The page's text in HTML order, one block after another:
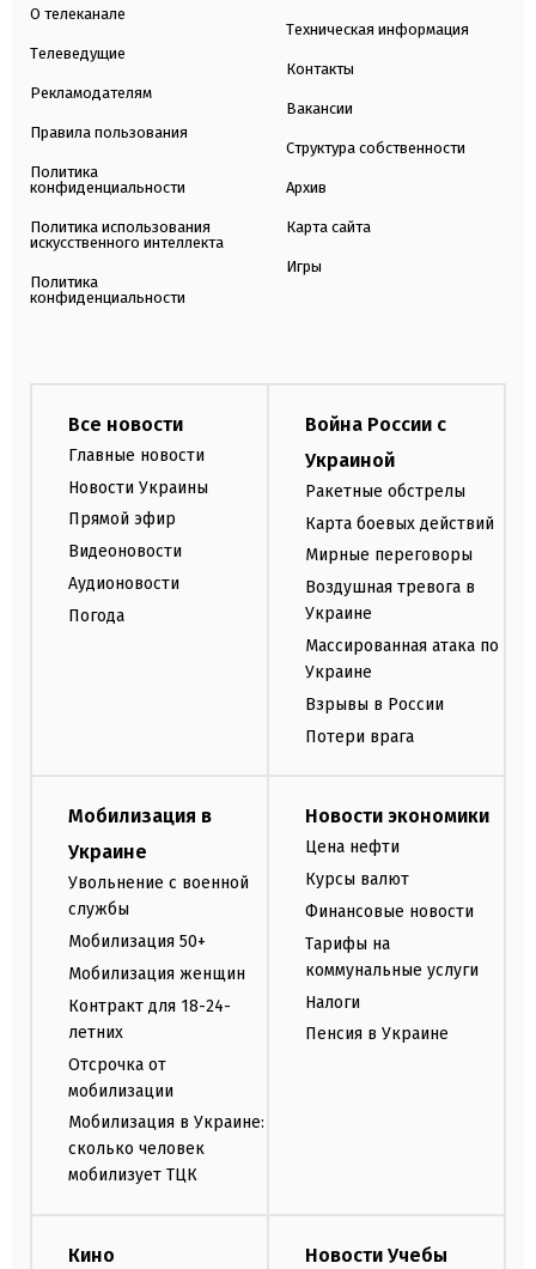
О телеканале
Телеведущие
Рекламодателям
Правила пользования
Политика
конфиденциальности
Политика использования
искусственного интеллекта
Политика
конфиденциальности
Техническая информация
Контакты
Вакансии
Структура собственности
Архив
Карта сайта
Игры
Все новости
Главные новости
Новости Украины
Прямой эфир
Видеоновости
Аудионовости
Погода
Война России с
Украиной
Ракетные обстрелы
Карта боевых действий
Мирные переговоры
Воздушная тревога в
Украине
Массированная атака по
Украине
Взрывы в России
Потери врага
Мобилизация в
Украине
Увольнение с военной
службы
Мобилизация 50+
Мобилизация женщин
Контракт для 18-24-
летних
Отсрочка от
мобилизации
Мобилизация в Украине:
сколько человек
мобилизует ТЦК
Новости экономики
Цена нефти
Курсы валют
Финансовые новости
Тарифы на
коммунальные услуги
Налоги
Пенсия в Украине
Кино Новости Учебы